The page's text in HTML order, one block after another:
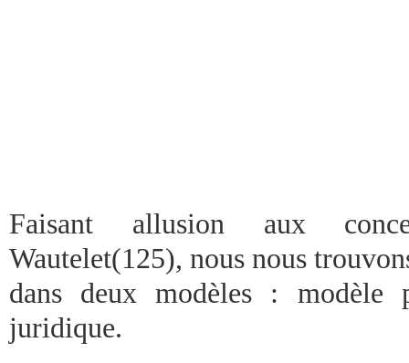
Faisant allusion aux
Wautelet(125), nous nous
dans deux modèles : modèle
juridique.